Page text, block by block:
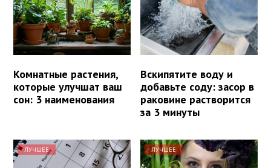
Комнатные растения,
которые улучшат ваш
сон: 3 наименования
Вскипятите воду и
добавьте соду: засор в
раковине растворится
за 3 минуты
ЛУЧШЕЕ ЛУЧШЕЕ